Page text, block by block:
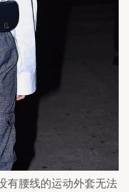
有腰线的运动外套无法